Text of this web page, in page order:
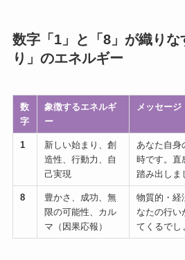
数字「1」と「8」が織りな
り」のエネルギー
数
字
象徴するエネルギ
ー
メッセージ
1
新しい始まり、創
造性、行動力、自
己実現
あなた自身
時です。直
踏み出しま
8
豊かさ、成功、無
限の可能性、カル
マ（因果応報）
物質的・経
なたの行い
てくるでし